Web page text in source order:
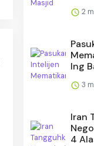
2
Ing
3
Iran
4